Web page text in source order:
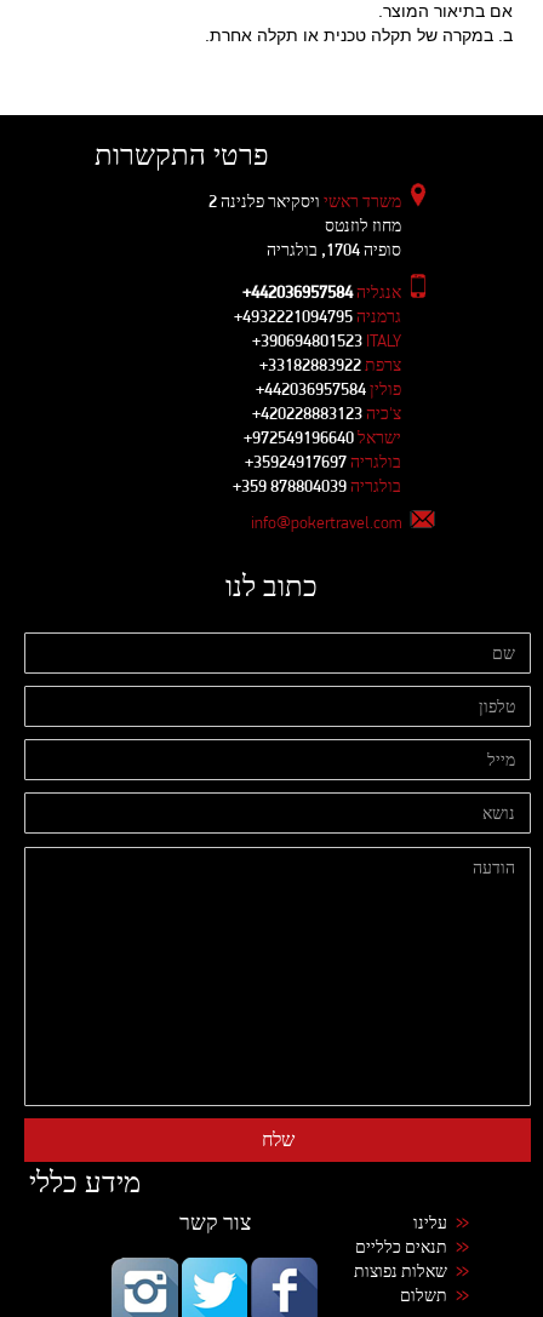
אם בתיאור המוצר.
ב. במקרה של תקלה טכנית או תקלה אחרת.
פרטי התקשרות
משרד ראשי ויסקיאר פלנינה 2
מחוז לוזנטס
סופיה 1704, בולגריה
אנגליה +442036957584
גרמניה +4932221094795
ITALY
+390694801523
צרפת +33182883922
פולין +442036957584
צ'כיה +420228883123
ישראל +972549196640
בולגריה +35924917697
בולגריה +359 878804039
info@pokertravel.com
כתוב לנו
מידע כללי
עלינו
תנאים כלליים
שאלות נפוצות
תשלום
צור קשר